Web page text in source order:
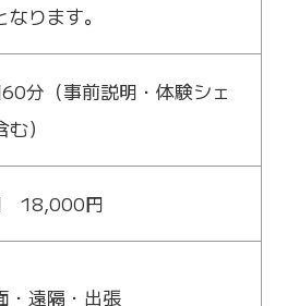
なります。
分（事前説明・体験シェ
）
18,000円
・遠隔・出張